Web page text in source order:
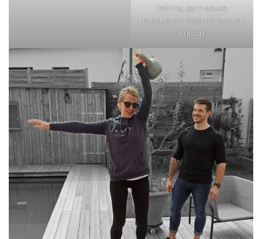
training, gym douce,
musculation, à domicile ou en
bureau.